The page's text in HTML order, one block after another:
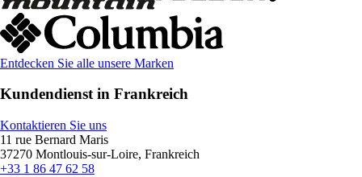
Entdecken Sie alle unsere Marken
Kundendienst in Frankreich
Kontaktieren Sie uns
11 rue Bernard Maris
37270 Montlouis-sur-Loire, Frankreich
+33 1 86 47 62 58